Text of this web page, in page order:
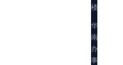
楼
华
南
办
事